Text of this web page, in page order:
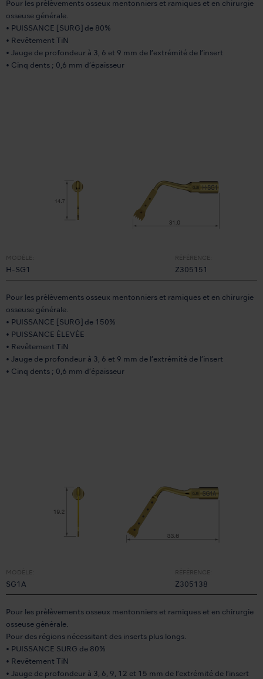
Pour les prèlèvements osseux mentonniers et ramiques et en chirurgie
osseuse générale.
• PUISSANCE [SURG] de 80%
• Revêtement TiN
• Jauge de profondeur à 3, 6 et 9 mm de l’extrémité de l’insert
• Cinq dents ; 0,6 mm d’épaisseur
MODÈLE:
H-SG1
RÉFÉRENCE:
Z305151
Pour les prèlèvements osseux mentonniers et ramiques et en chirurgie
osseuse générale.
• PUISSANCE [SURG] de 150%
• PUISSANCE ÉLEVÉE
• Revêtement TiN
• Jauge de profondeur à 3, 6 et 9 mm de l’extrémité de l’insert
• Cinq dents ; 0,6 mm d’épaisseur
MODÈLE:
SG1A
RÉFÉRENCE:
Z305138
Pour les prèlèvements osseux mentonniers et ramiques et en chirurgie
osseuse générale.
Pour des régions nécessitant des inserts plus longs.
• PUISSANCE SURG de 80%
• Revêtement TiN
• Jauge de profondeur à 3, 6, 9, 12 et 15 mm de l’extrémité de l’insert